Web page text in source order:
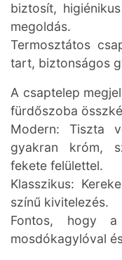
biztosít,
megoldás.
Termosztátos
tart, biztonságos
A csaptelep
fürdőszoba
Modern: Tiszta
gyakran króm,
fekete felülettel.
Klasszikus:
színű kivitelezés.
Fontos, hogy a
mosdókagylóval